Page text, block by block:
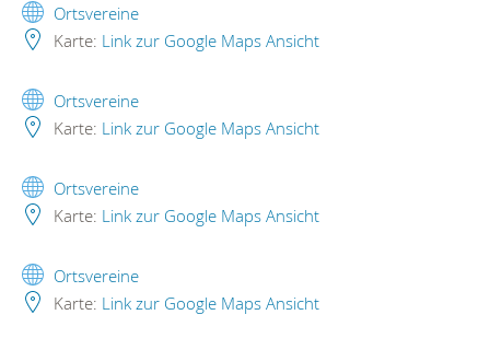
Ortsvereine
Karte: Link zur Google Maps Ansicht
Ortsvereine
Karte: Link zur Google Maps Ansicht
Ortsvereine
Karte: Link zur Google Maps Ansicht
Ortsvereine
Karte: Link zur Google Maps Ansicht